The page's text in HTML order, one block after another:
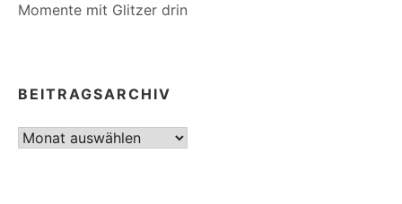
Momente mit Glitzer drin
BEITRAGSARCHIV
Beitragsarchiv